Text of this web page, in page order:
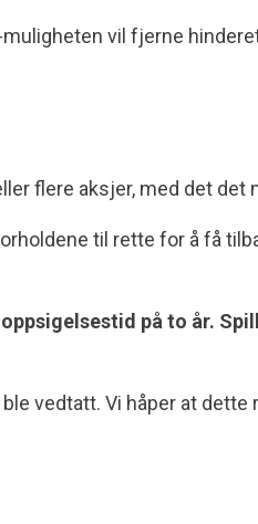
vil fjerne
flere aksjer, med det
til rette for å få
på to år.
vedtatt. Vi håper at